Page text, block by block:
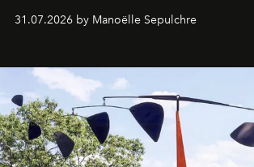
31.07.2026 by Manoëlle Sepulchre